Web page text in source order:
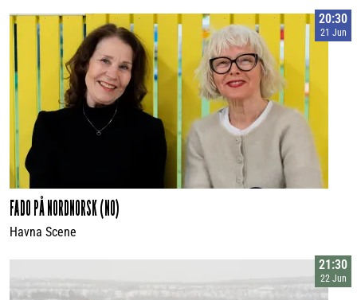
20:30
21 Jun
FADO PÅ NORDNORSK (NO)
Havna Scene
21:30
22 Jun